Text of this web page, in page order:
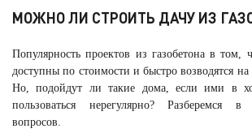
МОЖНО ЛИ СТРОИТЬ ДАЧУ ИЗ
Популярность проектов из газобетона в том,
доступны по стоимости и быстро возводятся на
Но, подойдут ли такие дома, если ими в
пользоваться нерегулярно? Разберемся
вопросов.